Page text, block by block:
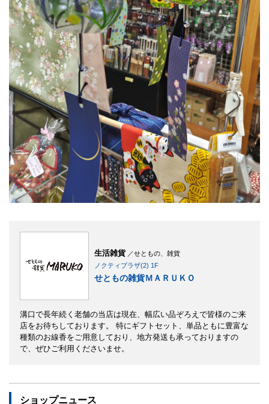
生活雑貨／せともの、雑貨
ノクティプラザ(2) 1F
せともの雑貨ＭＡＲＵＫＯ
溝口で長年続く老舗の当店は現在、幅広い品ぞろえで皆様のご来
店をお待ちしております。 特にギフトセット、単品ともに豊富な
種類のお線香をご用意しており、地方発送も承っておりますの
で、ぜひご利用くださいませ。
ショップニュース